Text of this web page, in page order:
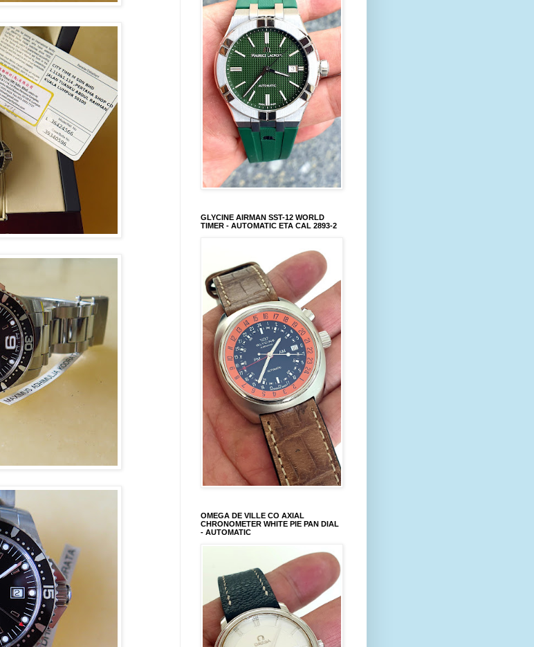
GLYCINE AIRMAN SST-12 WORLD
TIMER - AUTOMATIC ETA CAL 2893-2
OMEGA DE VILLE CO AXIAL
CHRONOMETER WHITE PIE PAN DIAL
- AUTOMATIC